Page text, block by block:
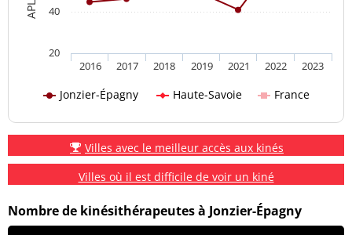
Jonzier-Épagny Haute-Savoie France
2016 2017 2018 2019 2021 2022 2023
20
40
Villes avec le meilleur accès aux kinés
Villes où il est difficile de voir un kiné
Nombre de kinésithérapeutes à Jonzier-Épagny